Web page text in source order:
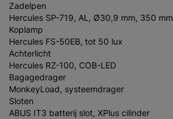
Zadelpen
Hercules SP-719, AL, Ø30,9 mm, 350 mm
Koplamp
Hercules FS-50EB, tot 50 lux
Achterlicht
Hercules RZ-100, COB-LED
Bagagedrager
MonkeyLoad, systeemdrager
Sloten
ABUS IT3 batterij slot, XPlus cilinder